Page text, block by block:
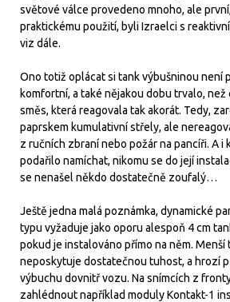
světové válce provedeno mnoho, ale
praktickému použití, byli Izraelci s
viz dále.
Ono totiž oplácat si tank výbušninou není
komfortní, a také nějakou dobu trvalo, než
směs, která reagovala tak akorát. Tedy,
paprskem kumulativní střely, ale
z ručních zbraní nebo požár na pancíři. A i
podařilo namíchat, nikomu se do její
se nenašel někdo dostatečně zoufalý…
Ještě jedna malá poznámka, dynamické
typu vyžaduje jako oporu alespoň 4 cm
pokud je instalováno přímo na něm.
neposkytuje dostatečnou tuhost, a hrozí
výbuchu dovnitř vozu. Na snímcích z
zahlédnout například moduly Kontakt-1